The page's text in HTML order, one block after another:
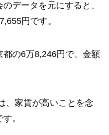
データを元にすると、
円です。
の6万8,246円で、金額
、家賃が高いことを念
。